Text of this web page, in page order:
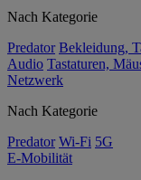
Nach Kategorie
Predator Bekleidung,
Audio Tastaturen,
Netzwerk
Nach Kategorie
Predator Wi-Fi 5G
E-Mobilität